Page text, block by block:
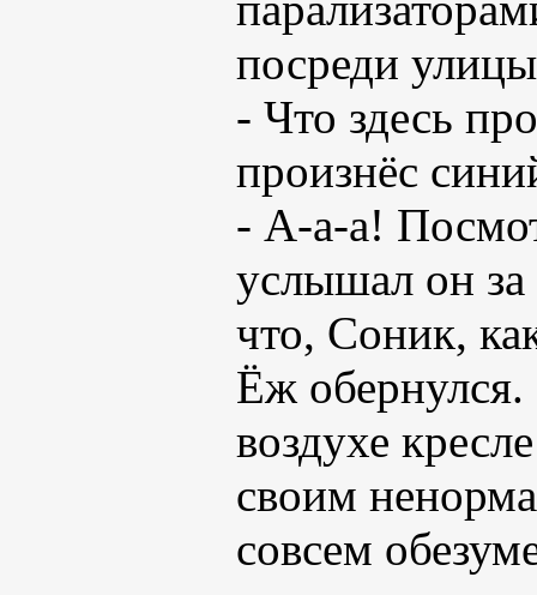
посреди
- Что здесь
произнёс
- А-а-а!
услышал он
что, Соник,
Ёж
воздухе
своим
совсем